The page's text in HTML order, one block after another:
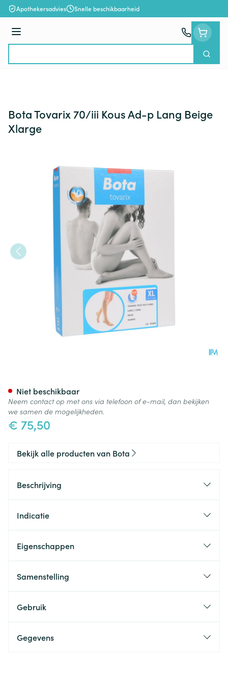
Ga naar de inhoud
Apothekersadvies Snelle beschikbaarheid
Menu
Zoek
Bota Tovarix 70/iii Kous Ad-p Lang Beige
Xlarge
€ 75,50
Niet beschikbaar
Neem contact op met ons via telefoon of e-mail, dan bekijken
we samen de mogelijkheden.
Bekijk alle producten van Bota
Beschrijving
Indicatie
Eigenschappen
Samenstelling
Gebruik
Gegevens